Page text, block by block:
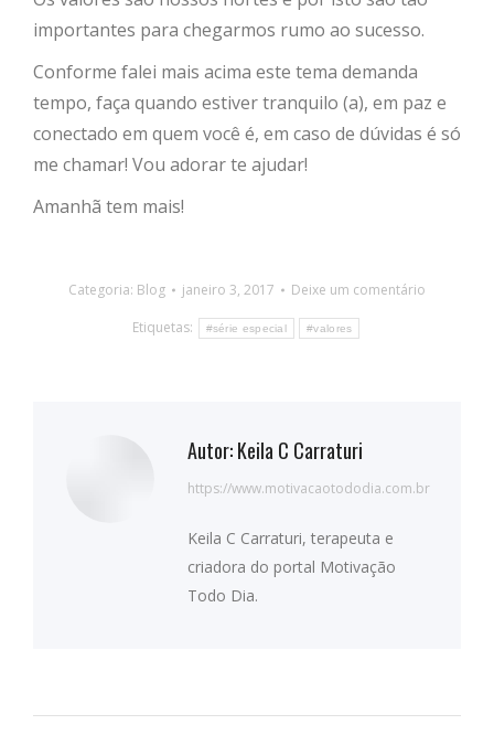
importantes para chegarmos rumo ao sucesso.
Conforme falei mais acima este tema demanda
tempo, faça quando estiver tranquilo (a), em paz e
conectado em quem você é, em caso de dúvidas é só
me chamar! Vou adorar te ajudar!
Amanhã tem mais!
Categoria: Blog janeiro 3, 2017
Deixe um comentário
Etiquetas:
#série especial #valores
Autor:Keila C Carraturi
https://www.motivacaotododia.com.br
Keila C Carraturi, terapeuta e
criadora do portal Motivação
Todo Dia.